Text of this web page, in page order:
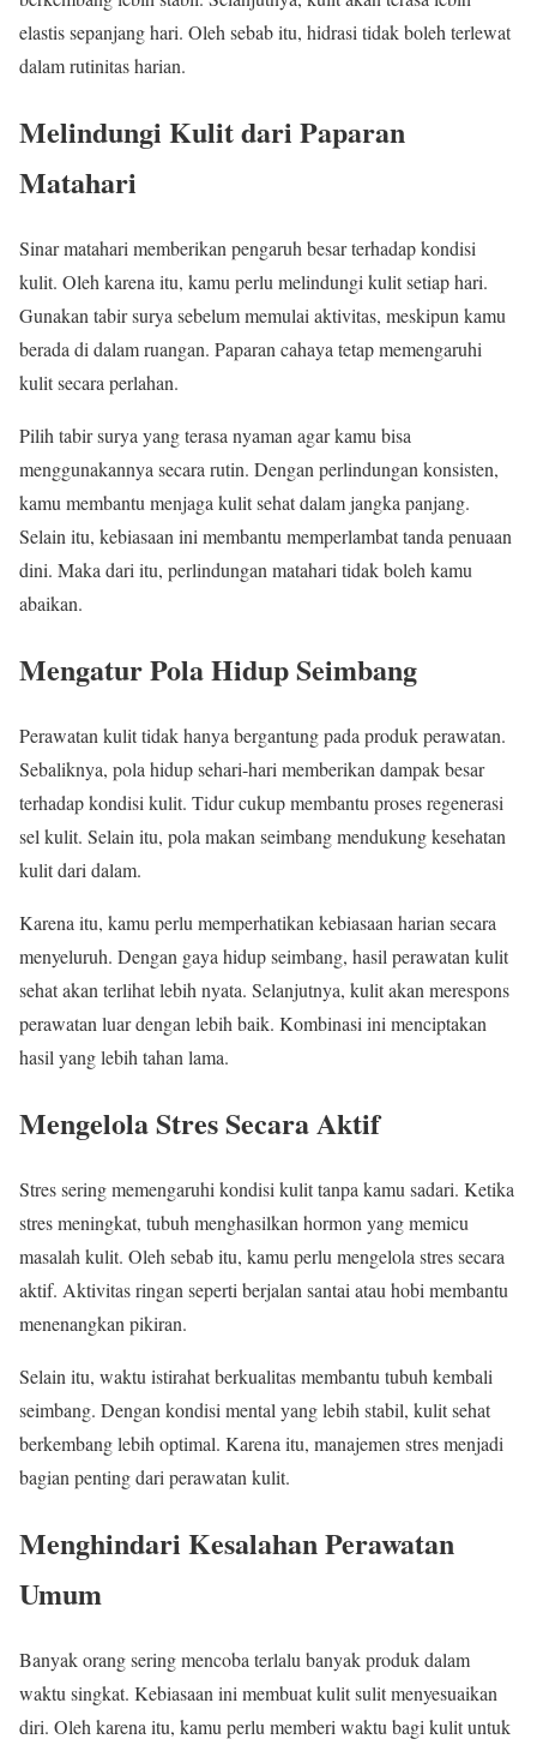
elastis sepanjang hari. Oleh sebab itu, hidrasi tidak boleh terlewat
dalam rutinitas harian.
Melindungi Kulit dari Paparan
Matahari
Sinar matahari memberikan pengaruh besar terhadap kondisi
kulit. Oleh karena itu, kamu perlu melindungi kulit setiap hari.
Gunakan tabir surya sebelum memulai aktivitas, meskipun kamu
berada di dalam ruangan. Paparan cahaya tetap memengaruhi
kulit secara perlahan.
Pilih tabir surya yang terasa nyaman agar kamu bisa
menggunakannya secara rutin. Dengan perlindungan konsisten,
kamu membantu menjaga kulit sehat dalam jangka panjang.
Selain itu, kebiasaan ini membantu memperlambat tanda penuaan
dini. Maka dari itu, perlindungan matahari tidak boleh kamu
abaikan.
Mengatur Pola Hidup Seimbang
Perawatan kulit tidak hanya bergantung pada produk perawatan.
Sebaliknya, pola hidup sehari-hari memberikan dampak besar
terhadap kondisi kulit. Tidur cukup membantu proses regenerasi
sel kulit. Selain itu, pola makan seimbang mendukung kesehatan
kulit dari dalam.
Karena itu, kamu perlu memperhatikan kebiasaan harian secara
menyeluruh. Dengan gaya hidup seimbang, hasil perawatan kulit
sehat akan terlihat lebih nyata. Selanjutnya, kulit akan merespons
perawatan luar dengan lebih baik. Kombinasi ini menciptakan
hasil yang lebih tahan lama.
Mengelola Stres Secara Aktif
Stres sering memengaruhi kondisi kulit tanpa kamu sadari. Ketika
stres meningkat, tubuh menghasilkan hormon yang memicu
masalah kulit. Oleh sebab itu, kamu perlu mengelola stres secara
aktif. Aktivitas ringan seperti berjalan santai atau hobi membantu
menenangkan pikiran.
Selain itu, waktu istirahat berkualitas membantu tubuh kembali
seimbang. Dengan kondisi mental yang lebih stabil, kulit sehat
berkembang lebih optimal. Karena itu, manajemen stres menjadi
bagian penting dari perawatan kulit.
Menghindari Kesalahan Perawatan
Umum
Banyak orang sering mencoba terlalu banyak produk dalam
waktu singkat. Kebiasaan ini membuat kulit sulit menyesuaikan
diri. Oleh karena itu, kamu perlu memberi waktu bagi kulit untuk